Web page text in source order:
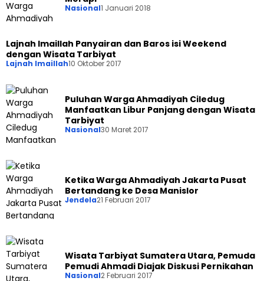
Nasional1 Januari 2018
Lajnah Imaillah Panyairan dan Baros isi Weekend
dengan Wisata Tarbiyat
Lajnah Imaillah10 Oktober 2017
Puluhan Warga Ahmadiyah Ciledug
Manfaatkan Libur Panjang dengan Wisata
Tarbiyat
Nasional30 Maret 2017
Ketika Warga Ahmadiyah Jakarta Pusat
Bertandang ke Desa Manislor
Jendela21 Februari 2017
Wisata Tarbiyat Sumatera Utara, Pemuda
Pemudi Ahmadi Diajak Diskusi Pernikahan
Nasional2 Februari 2017